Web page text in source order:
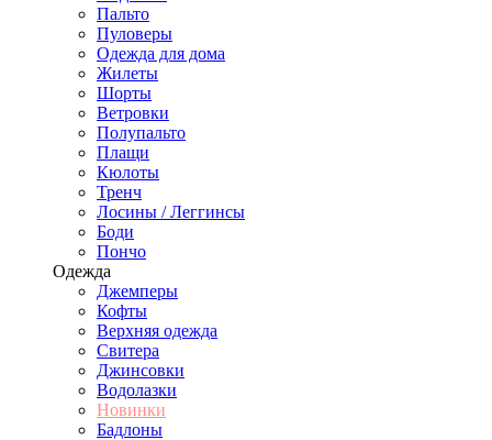
Пальто
Пуловеры
Одежда для дома
Жилеты
Шорты
Ветровки
Полупальто
Плащи
Кюлоты
Тренч
Лосины / Леггинсы
Боди
Пончо
Одежда
Джемперы
Кофты
Верхняя одежда
Свитера
Джинсовки
Водолазки
Новинки
Бадлоны